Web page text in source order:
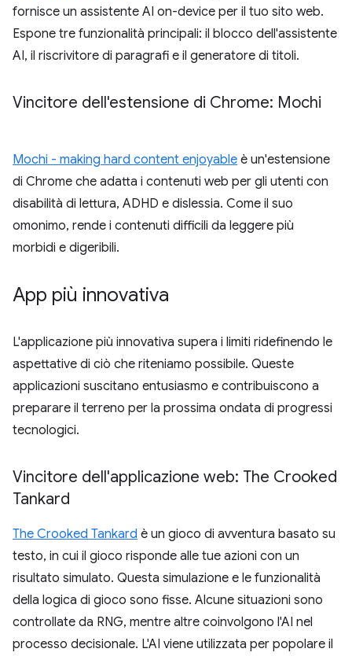
fornisce un assistente AI on-device per il tuo sito web.
Espone tre funzionalità principali: il blocco dell'assistente
AI, il riscrivitore di paragrafi e il generatore di titoli.
Vincitore dell'estensione di Chrome: Mochi
Mochi - making hard content enjoyable è un'estensione
di Chrome che adatta i contenuti web per gli utenti con
disabilità di lettura, ADHD e dislessia. Come il suo
omonimo, rende i contenuti difficili da leggere più
morbidi e digeribili.
App più innovativa
L'applicazione più innovativa supera i limiti ridefinendo le
aspettative di ciò che riteniamo possibile. Queste
applicazioni suscitano entusiasmo e contribuiscono a
preparare il terreno per la prossima ondata di progressi
tecnologici.
Vincitore dell'applicazione web: The Crooked
Tankard
The Crooked Tankard è un gioco di avventura basato su
testo, in cui il gioco risponde alle tue azioni con un
risultato simulato. Questa simulazione e le funzionalità
della logica di gioco sono fisse. Alcune situazioni sono
controllate da RNG, mentre altre coinvolgono l'AI nel
processo decisionale. L'AI viene utilizzata per popolare il